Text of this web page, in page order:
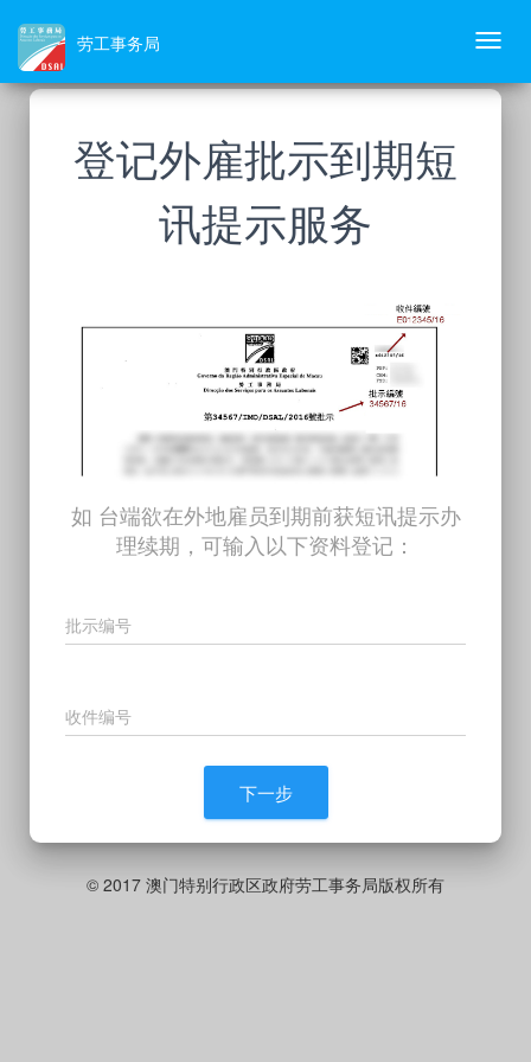
劳工事务局
登记外雇批示到期短
讯提示服务
如 台端欲在外地雇员到期前获短讯提示办
理续期，可输入以下资料登记：
批示编号
收件编号
下一步
© 2017 澳门特别行政区政府劳工事务局版权所有